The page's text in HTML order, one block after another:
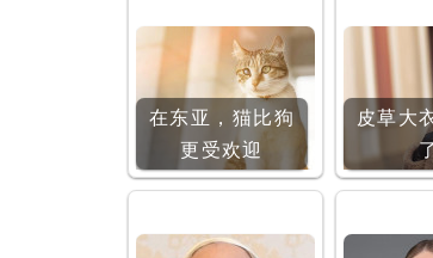
在东亚，猫比狗
更受欢迎
皮草大